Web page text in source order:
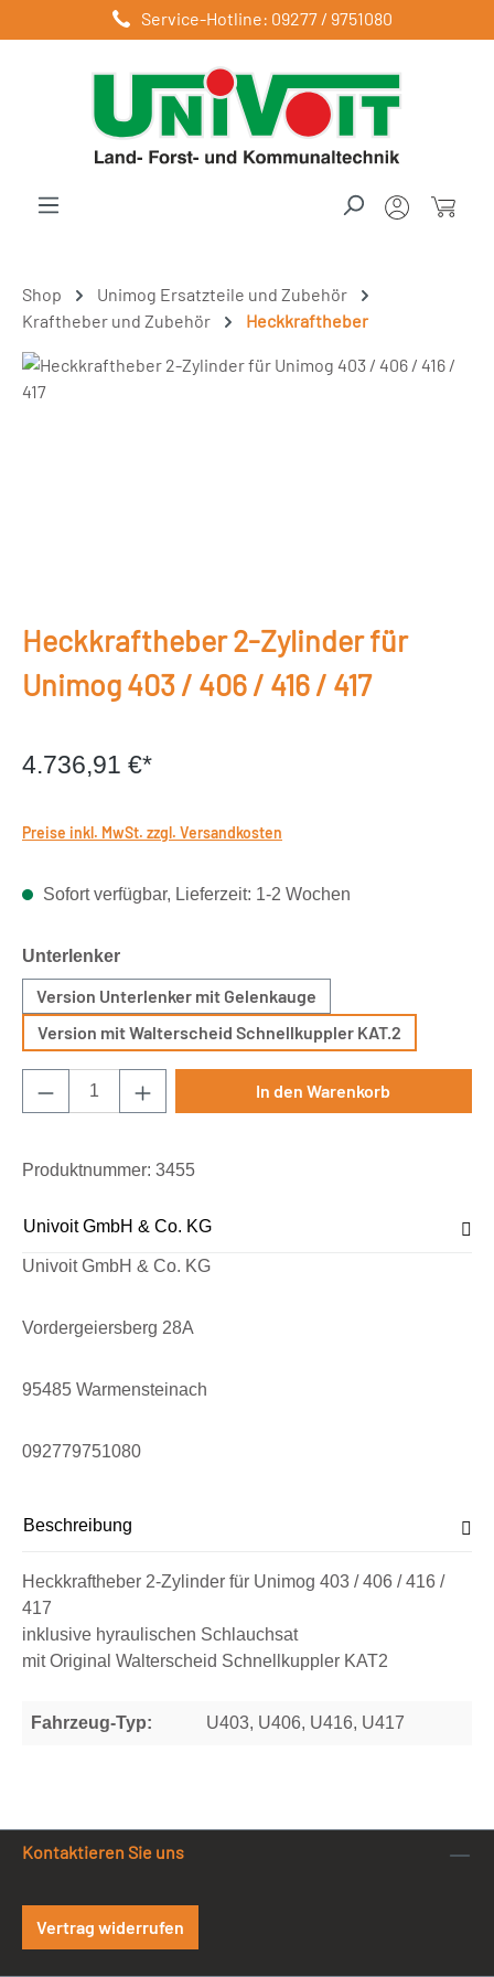
Zum Hauptinhalt springenService-Hotline: 09277 / 9751080
Shop
Unimog Ersatzteile und Zubehör
Kraftheber und Zubehör
Heckkraftheber
Bildergalerie überspringen
Heckkraftheber 2-Zylinder für
Unimog 403 / 406 / 416 / 417
4.736,91 €*
Preise inkl. MwSt. zzgl. Versandkosten
Sofort verfügbar, Lieferzeit: 1-2 Wochen
Unterlenkerauswählen
Version Unterlenker mit Gelenkauge
Version mit Walterscheid Schnellkuppler KAT.2
Produkt Anzahl: Gib den gewünschten
In den Warenkorb
Produktnummer: 3455
Univoit GmbH & Co. KG
Univoit GmbH & Co. KG
Vordergeiersberg 28A
95485 Warmensteinach
092779751080
Beschreibung
Heckkraftheber 2-Zylinder für Unimog 403 / 406 / 416 /
417
inklusive hyraulischen Schlauchsat
mit Original Walterscheid Schnellkuppler KAT2
Fahrzeug-Typ: U403, U406, U416, U417
Kontaktieren Sie uns
Vertrag widerrufen